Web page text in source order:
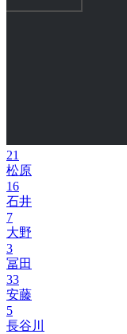
21
松原
16
石井
7
大野
3
冨田
33
安藤
5
長谷川